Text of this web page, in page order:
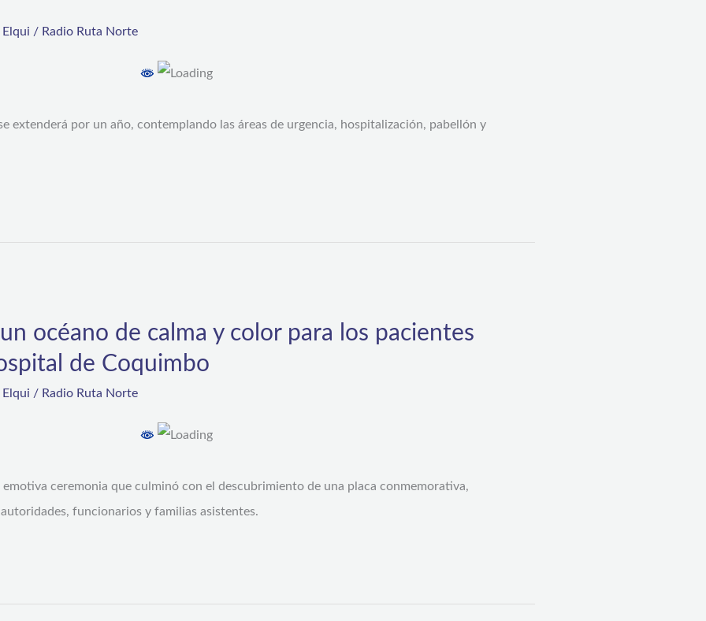
Elqui / Radio Ruta Norte
extenderá por un año, contemplando las áreas de urgencia, hospitalización, pabellón y
océano de calma y color para los pacientes
de Coquimbo
Elqui / Radio Ruta Norte
ceremonia que culminó con el descubrimiento de una placa conmemorativa,
funcionarios y familias asistentes.